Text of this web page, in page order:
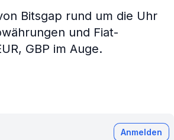
Bitsgap rund um die Uhr
und Fiat-
GBP im Auge.
Anmelden